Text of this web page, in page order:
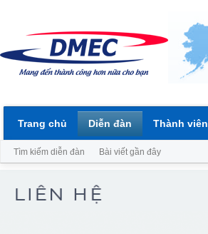
Trang chủ Diễn đàn
Tìm kiếm diễn đàn Bài viết gần đây
Thành viên